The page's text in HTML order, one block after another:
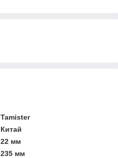
Tamister
Китай
22 мм
235 мм